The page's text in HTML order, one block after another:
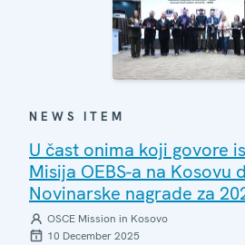
NEWS ITEM
U čast onima koji govore
Misija OEBS-a na Kosovu
Novinarske nagrade za
OSCE Mission in Kosovo
10 December 2025